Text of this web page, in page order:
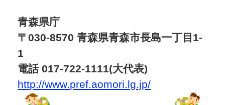
青森県庁
〒030-8570 青森県青森市長島一丁目1-
1
電話 017-722-1111(大代表)
http://www.pref.aomori.lg.jp/